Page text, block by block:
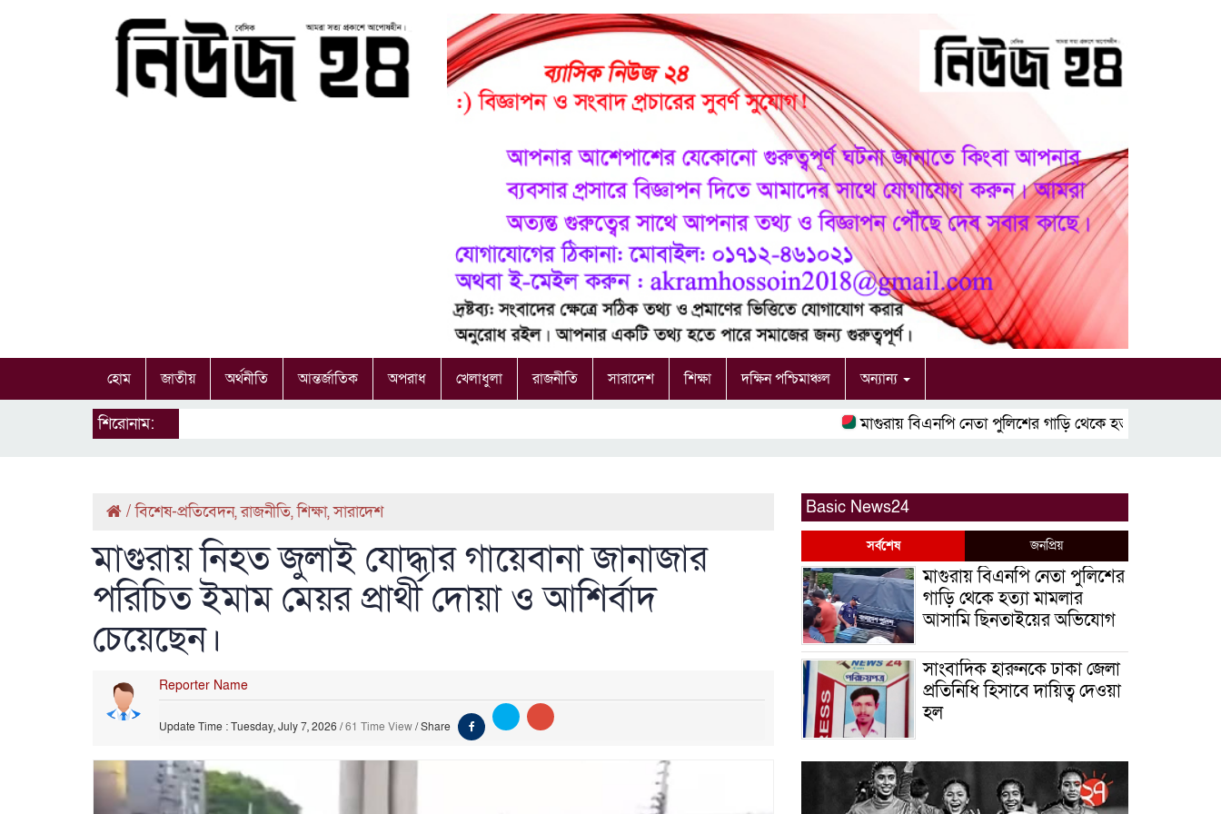
হোম জাতীয় অর্থনীতি আন্তর্জাতিক অপরাধ খেলাধুলা রাজনীতি সারাদেশ শিক্ষা দক্ষিন পশ্চিমাঞ্চল অন্যান্য
শিরোনাম: মাগুরায় বিএনপি নেতা পুলিশের গাড়ি থেকে হত্যা মামলার আসামি
/বিশেষ-প্রতিবেদন,রাজনীতি,শিক্ষা,সারাদেশ
মাগুরায় নিহত জুলাই যোদ্ধার গায়েবানা জানাজার
পরিচিত ইমাম মেয়র প্রার্থী দোয়া ও আশির্বাদ
চেয়েছেন।
Reporter Name
Update Time : Tuesday, July 7, 2026 /61 Time View/Share
Basic News24
সর্বশেষ জনপ্রিয়
মাগুরায় বিএনপি নেতা পুলিশের
গাড়ি থেকে হত্যা মামলার
আসামি ছিনতাইয়ের অভিযোগ
সাংবাদিক হারুনকে ঢাকা জেলা
প্রতিনিধি হিসাবে দায়িত্ব দেওয়া
হল
বিশ্ব বাঘ দিবস উপলক্ষে
বুড়িগোয়ালিনীতে লির্ডাসের
আয়োজনে আলোচনা সভা